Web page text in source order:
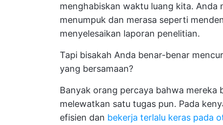
menghabiskan waktu luang kita.
menumpuk dan merasa seperti
menyelesaikan laporan penelitian.
Tapi bisakah Anda benar-benar
yang bersamaan?
Banyak orang percaya bahwa mereka
melewatkan satu tugas pun. Pada
efisien dan bekerja terlalu keras pada